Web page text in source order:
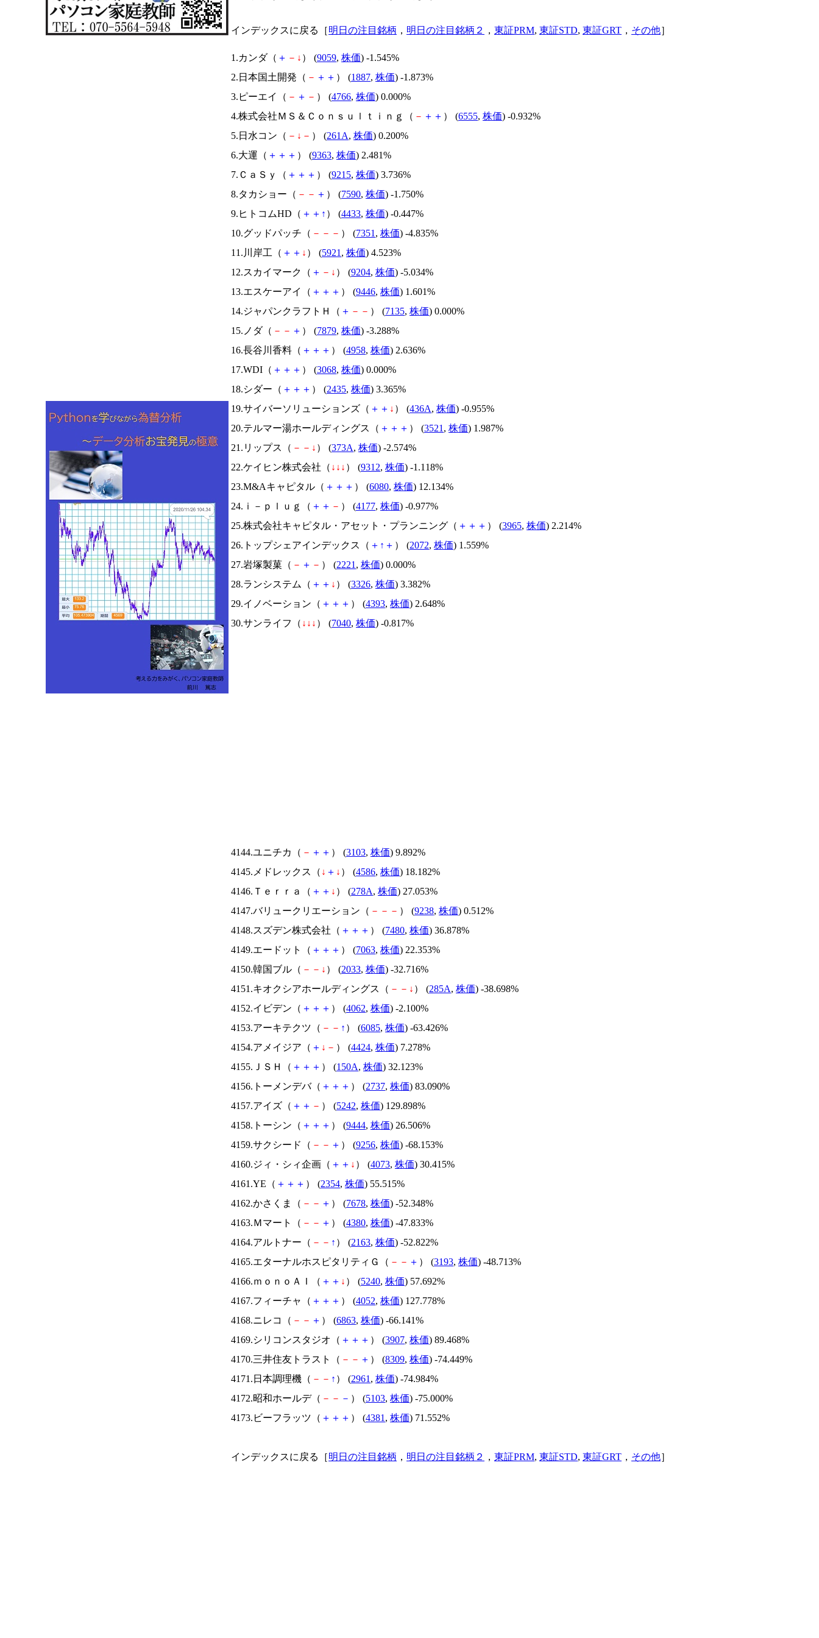
インデックスに戻る［明日の注目銘柄 ， 明日の注目銘柄２ ， 東証PRM, 東証STD, 東証GRT ， その他］
1.カンダ（ ＋ － ↓ ） (9059, 株価) -1.545%
2.日本国土開発（ － ＋ ＋ ） (1887, 株価) -1.873%
3.ピーエイ（ － ＋ － ） (4766, 株価) 0.000%
4.株式会社ＭＳ＆Ｃｏｎｓｕｌｔｉｎｇ（ － ＋ ＋ ） (6555, 株価) -0.932%
5.日水コン（ － ↓ － ） (261A, 株価) 0.200%
6.大運（ ＋ ＋ ＋ ） (9363, 株価) 2.481%
7.ＣａＳｙ（ ＋ ＋ ＋ ） (9215, 株価) 3.736%
8.タカショー（ － － ＋ ） (7590, 株価) -1.750%
9.ヒトコムHD（ ＋ ＋ ↑ ） (4433, 株価) -0.447%
10.グッドパッチ（ － － － ） (7351 , 株価) -4.835%
11.川岸工（ ＋ ＋ ↓ ） (5921 , 株価) 4.523%
12.スカイマーク（ ＋ － ↓ ） (9204, 株価) -5.034%
13.エスケーアイ（ ＋ ＋ ＋ ） (9446, 株価) 1.601%
14.ジャパンクラフトＨ（ ＋ － － ） (7135, 株価) 0.000%
15.ノダ（ － － ＋ ） (7879, 株価) -3.288%
16.長谷川香料（ ＋ ＋ ＋ ） (4958, 株価) 2.636%
17.WDI（ ＋ ＋ ＋ ） (3068, 株価) 0.000%
18.シダー（ ＋ ＋ ＋ ） (2435, 株価) 3.365%
19.サイバーソリューションズ（ ＋ ＋ ↓ ） (436A, 株価) -0.955%
20.テルマー湯ホールディングス（ ＋ ＋ ＋ ） (3521 , 株価) 1.987%
21.リップス（ － － ↓ ） (373A, 株価) -2.574%
22.ケイヒン株式会社（ ↓ ↓ ↓ ） (9312, 株価) -1.118%
23.M&Aキャピタル（ ＋ ＋ ＋ ） (6080, 株価) 12.134%
24.ｉ－ｐｌｕｇ（ ＋ ＋ － ） (4177, 株価) -0.977%
25.株式会社キャピタル・アセット・プランニング（ ＋ ＋ ＋ ） (3965, 株価) 2.214%
26.トップシェアインデックス（ ＋ ↑ ＋ ） (2072, 株価) 1.559%
27.岩塚製菓（ － ＋ － ） (2221 , 株価) 0.000%
28.ランシステム（ ＋ ＋ ↓ ） (3326, 株価) 3.382%
29.イノベーション（ ＋ ＋ ＋ ） (4393, 株価) 2.648%
30.サンライフ（ ↓ ↓ ↓ ） (7040, 株価) -0.817%
4144.ユニチカ（ － ＋ ＋ ） (3103, 株価) 9.892%
4145.メドレックス（ ↓ ＋ ↓ ） (4586, 株価) 18.182%
4146.Ｔｅｒｒａ（ ＋ ＋ ↓ ） (278A, 株価) 27.053%
4147.バリュークリエーション（ － － － ） (9238, 株価) 0.512%
4148.スズデン株式会社（ ＋ ＋ ＋ ） (7480, 株価) 36.878%
4149.エードット（ ＋ ＋ ＋ ） (7063, 株価) 22.353%
4150.韓国ブル（ － － ↓ ） (2033, 株価) -32.716%
4151.キオクシアホールディングス（ － － ↓ ） (285A, 株価) -38.698%
4152.イビデン（ ＋ ＋ ＋ ） (4062, 株価) -2.100%
4153.アーキテクツ（ － － ↑ ） (6085, 株価) -63.426%
4154.アメイジア（ ＋ ↓ － ） (4424, 株価) 7.278%
4155.ＪＳＨ（ ＋ ＋ ＋ ） (150A, 株価) 32.123%
4156.トーメンデバ（ ＋ ＋ ＋ ） (2737, 株価) 83.090%
4157.アイズ（ ＋ ＋ － ） (5242, 株価) 129.898%
4158.トーシン（ ＋ ＋ ＋ ） (9444, 株価) 26.506%
4159.サクシード（ － － ＋ ） (9256, 株価) -68.153%
4160.ジィ・シィ企画（ ＋ ＋ ↓ ） (4073, 株価) 30.415%
4161.YE（ ＋ ＋ ＋ ） (2354, 株価) 55.515%
4162.かさくま（ － － ＋ ） (7678, 株価) -52.348%
4163.Ｍマート（ － － ＋ ） (4380, 株価) -47.833%
4164.アルトナー（ － － ↑ ） (2163, 株価) -52.822%
4165.エターナルホスピタリティＧ（ － － ＋ ） (3193, 株価) -48.713%
4166.ｍｏｎｏＡＩ（ ＋ ＋ ↓ ） (5240, 株価) 57.692%
4167.フィーチャ（ ＋ ＋ ＋ ） (4052, 株価) 127.778%
4168.ニレコ（ － － ＋ ） (6863, 株価) -66.141%
4169.シリコンスタジオ（ ＋ ＋ ＋ ） (3907, 株価) 89.468%
4170.三井住友トラスト（ － － ＋ ） (8309, 株価) -74.449%
4171.日本調理機（ － － ↑ ） (2961 , 株価) -74.984%
4172.昭和ホールデ（ － － － ） (5103, 株価) -75.000%
4173.ビーフラッツ（ ＋ ＋ ＋ ） (4381 , 株価) 71.552%
インデックスに戻る［明日の注目銘柄 ， 明日の注目銘柄２ ， 東証PRM, 東証STD, 東証GRT ， その他］